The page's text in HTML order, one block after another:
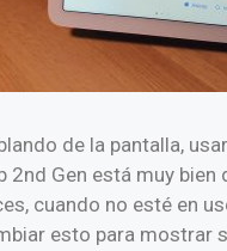
de la pantalla,
2nd Gen está muy
cuando no esté en
esto para mostrar